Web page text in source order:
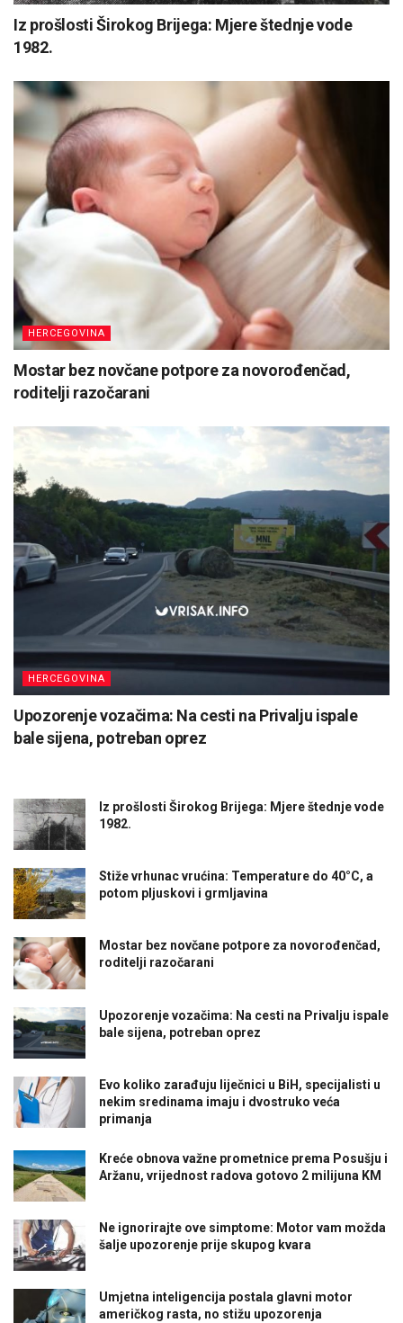
Iz prošlosti Širokog Brijega: Mjere štednje vode
1982.
HERCEGOVINA
Mostar bez novčane potpore za novorođenčad,
roditelji razočarani
HERCEGOVINA
Upozorenje vozačima: Na cesti na Privalju ispale
bale sijena, potreban oprez
Iz prošlosti Širokog Brijega: Mjere štednje vode
1982.
Stiže vrhunac vrućina: Temperature do 40°C, a
potom pljuskovi i grmljavina
Mostar bez novčane potpore za novorođenčad,
roditelji razočarani
Upozorenje vozačima: Na cesti na Privalju ispale
bale sijena, potreban oprez
Evo koliko zarađuju liječnici u BiH, specijalisti u
nekim sredinama imaju i dvostruko veća
primanja
Kreće obnova važne prometnice prema Posušju i
Aržanu, vrijednost radova gotovo 2 milijuna KM
Ne ignorirajte ove simptome: Motor vam možda
šalje upozorenje prije skupog kvara
Umjetna inteligencija postala glavni motor
američkog rasta, no stižu upozorenja